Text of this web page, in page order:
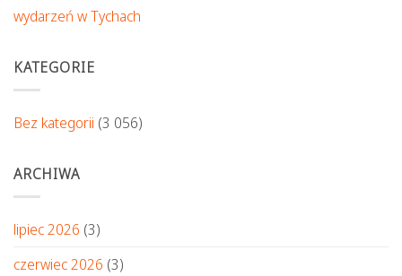
wydarzeń w Tychach
KATEGORIE
Bez kategorii (3 056)
ARCHIWA
lipiec 2026 (3)
czerwiec 2026 (3)